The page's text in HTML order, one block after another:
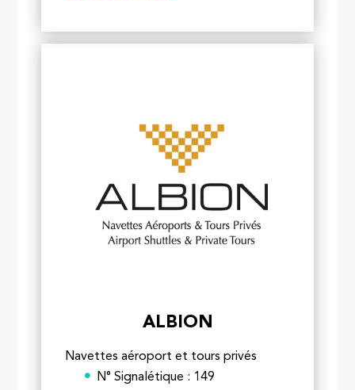
ALBION
Navettes aéroport et tours privés
N° Signalétique : 149